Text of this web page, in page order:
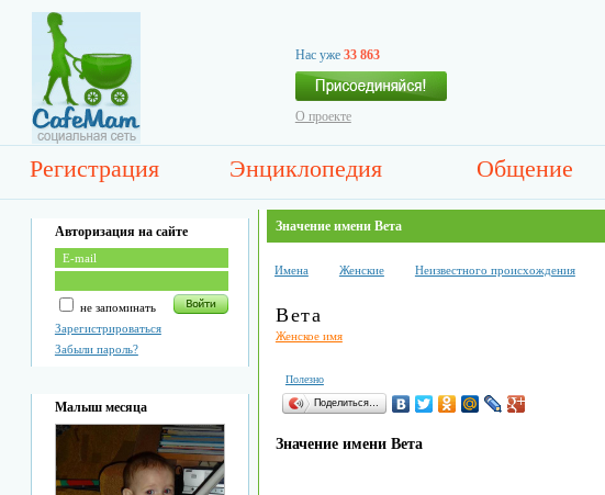
Нас уже 33 863
О проекте
Регистрация Энциклопедия Общение
Авторизация на сайте
не запоминать
Зарегистрироваться
Забыли пароль?
Малыш месяца
Значение имени Вета
Имена Женские Неизвестного происхождения
Вета
Женское имя
Полезно
Поделиться…
Значение имени Вета